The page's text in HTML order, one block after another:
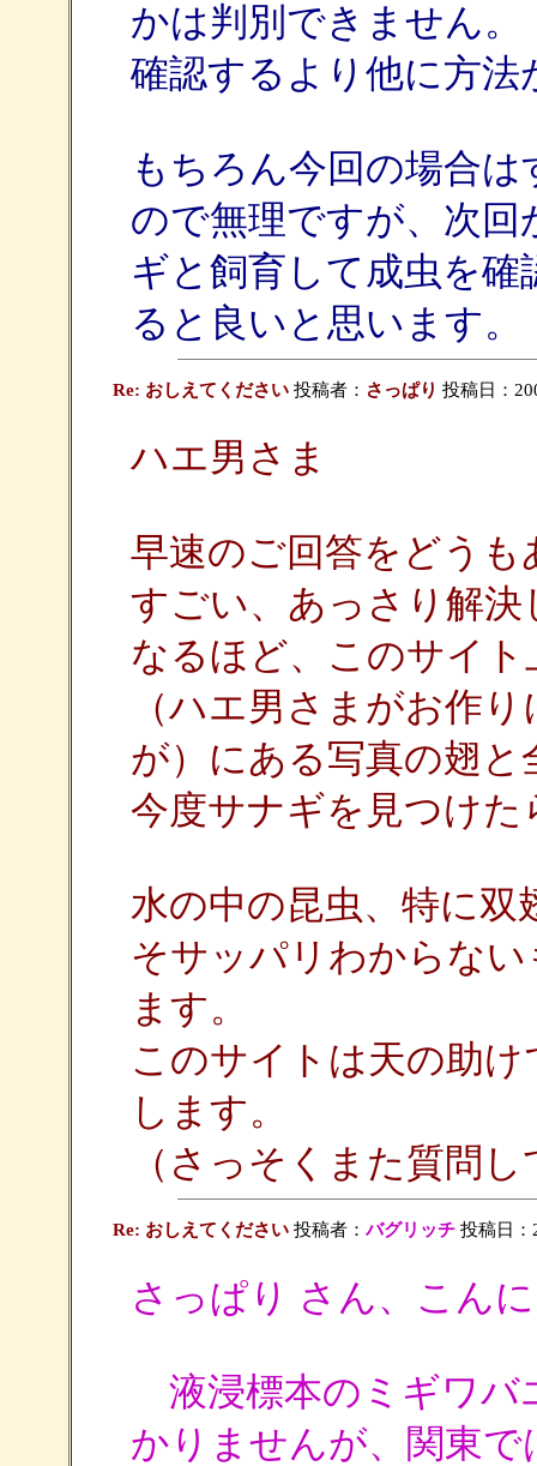
かは判別できません
確認するより他に方
もちろん今回の場合
ので無理ですが、次
ギと飼育して成虫を
ると良いと思います。
Re: おしえてください投稿者： さっぱり 投稿日：
ハエ男さま
早速のご回答をどう
すごい、あっさり解
なるほど、このサイ
（ハエ男さまがお作
が）にある写真の翅
今度サナギを見つけ
水の中の昆虫、特に双
そサッパリわからな
ます。
このサイトは天の助
します。
（さっそくまた質問
Re: おしえてください投稿者：バグリッチ投稿日：
さっぱり さん、こん
液浸標本のミギワバ
かりませんが、関東